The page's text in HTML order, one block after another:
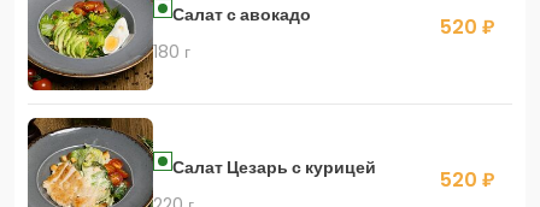
Салат с авокадо
180 г
520 ₽
Салат Цезарь с курицей
520 ₽